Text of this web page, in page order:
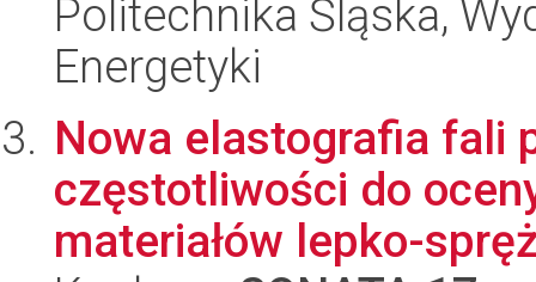
Politechnika Śląska,
Energetyki
Nowa elastografia fali
częstotliwości do
materiałów lepko-